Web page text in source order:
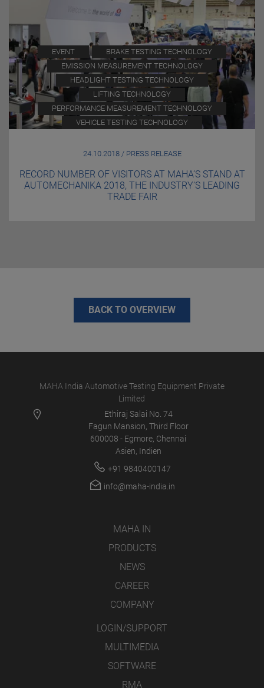
EVENT
BRAKE TESTING TECHNOLOGY
EMISSION MEASUREMENT TECHNOLOGY
HEADLIGHT TESTING TECHNOLOGY
LIFTING TECHNOLOGY
PERFORMANCE MEASUREMENT TECHNOLOGY
VEHICLE TESTING TECHNOLOGY
24.10.2018 / PRESS RELEASE
RECORD NUMBER OF VISITORS AT MAHA’S STAND AT
AUTOMECHANIKA 2018, THE INDUSTRY’S LEADING
TRADE FAIR
BACK TO OVERVIEW
MAHA India Automotive Testing Equipment Private
Limited
Ethiraj Salai No. 74
Fagun Mansion, Third Floor
600008 - Egmore, Chennai
Asien, Indien
+91 9840400147
info@maha-india.in
MAHA IN
PRODUCTS
NEWS
CAREER
COMPANY
LOGIN/SUPPORT
MULTIMEDIA
SOFTWARE
RMA